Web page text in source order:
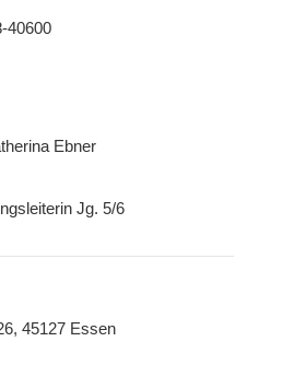
40600
Ebner
Jg. 5/6
45127 Essen